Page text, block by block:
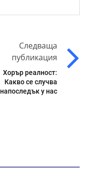
Следваща
публикация
Хорър реалност:
Какво се случва
напоследък у нас